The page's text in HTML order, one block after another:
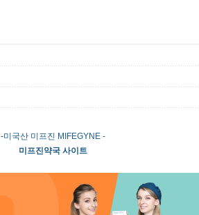
-미국산 미프진 MIFEGYNE -
미프진약국 사이트